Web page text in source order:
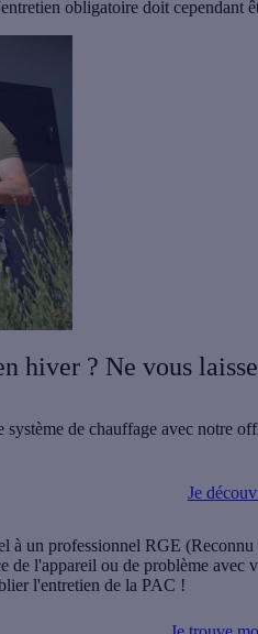
obligatoire doit cependant
hiver ? Ne vous
système de chauffage avec notre
Je
à un professionnel RGE (Reconnu
de l'appareil ou de problème avec
l'entretien de la PAC !